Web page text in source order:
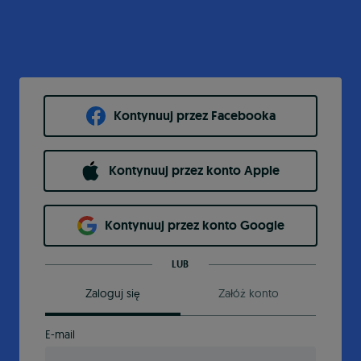
Kontynuuj przez Facebooka
Kontynuuj przez konto Apple
Kontynuuj przez konto Google
LUB
Zaloguj się Załóż konto
E-mail